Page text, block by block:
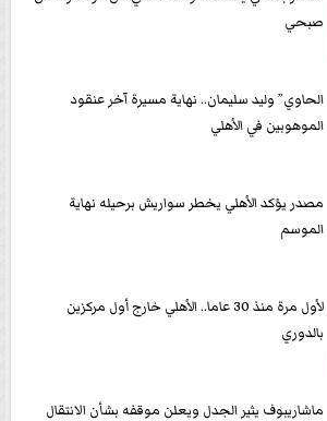
صبحي
الحاوي” وليد سليمان.. نهاية مسيرة آخر عنقود
الموهوبين في الأهلي
مصدر يؤكد الأهلي يخطر سواريش برحيله نهاية
الموسم
لأول مرة منذ 30 عاما.. الأهلي خارج أول مركزين
بالدوري
ماشاريبوف يثير الجدل ويعلن موقفه بشأن الانتقال